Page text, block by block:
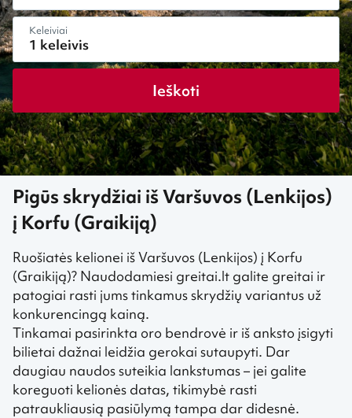
Keleiviai
Ieškoti
Pigūs skrydžiai iš Varšuvos (Lenkijos)
į Korfu (Graikiją)
Ruošiatės kelionei iš Varšuvos (Lenkijos) į Korfu
(Graikiją)? Naudodamiesi greitai.lt galite greitai ir
patogiai rasti jums tinkamus skrydžių variantus už
konkurencingą kainą.
Tinkamai pasirinkta oro bendrovė ir iš anksto įsigyti
bilietai dažnai leidžia gerokai sutaupyti. Dar
daugiau naudos suteikia lankstumas – jei galite
koreguoti kelionės datas, tikimybė rasti
patraukliausią pasiūlymą tampa dar didesnė.